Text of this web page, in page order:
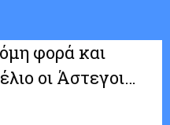
φορά και
οι Άστεγοι…